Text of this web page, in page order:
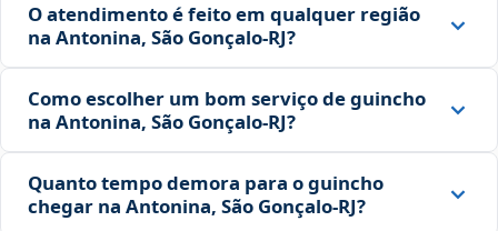
O atendimento é feito em qualquer região
na Antonina, São Gonçalo‑RJ?
Como escolher um bom serviço de guincho
na Antonina, São Gonçalo‑RJ?
Quanto tempo demora para o guincho
chegar na Antonina, São Gonçalo‑RJ?